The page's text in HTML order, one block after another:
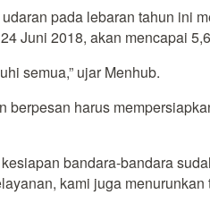
pada lebaran tahun ini
Juni 2018, akan mencapai
semua,” ujar Menhub.
harus
bandara-bandara
kami juga